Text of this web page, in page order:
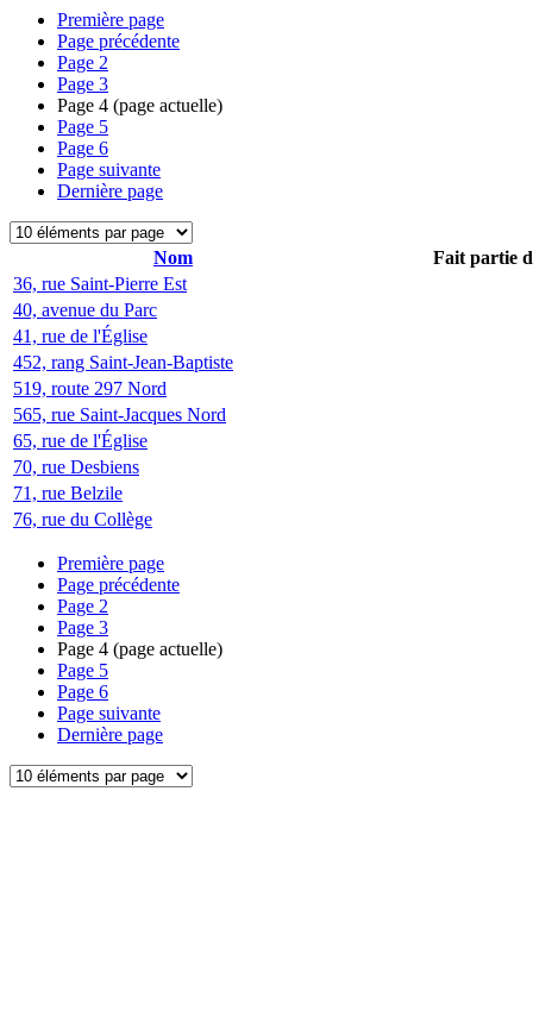
Première page
Page précédente
Page 2
Page 3
Page 4 (page actuelle)
Page 5
Page 6
Page suivante
Dernière page
Nom
Fait partie
36, rue Saint-Pierre Est
40, avenue du Parc
41, rue de l'Église
452, rang Saint-Jean-Baptiste
519, route 297 Nord
565, rue Saint-Jacques Nord
65, rue de l'Église
70, rue Desbiens
71, rue Belzile
76, rue du Collège
Première page
Page précédente
Page 2
Page 3
Page 4 (page actuelle)
Page 5
Page 6
Page suivante
Dernière page